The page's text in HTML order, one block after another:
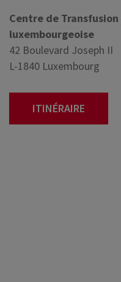
Centre de
luxembourgeoise
42 Boulevard Joseph II
L-1840 Luxembourg
ITINÉRAIRE